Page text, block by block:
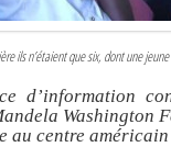
ils n’étaient que six, dont une
d’information
Washington
au centre